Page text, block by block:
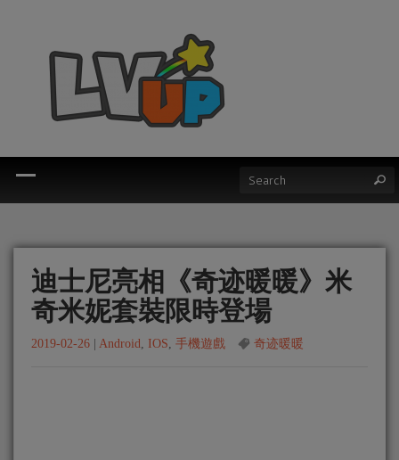
迪士尼亮相《奇迹暖暖》米
奇米妮套裝限時登場
2019-02-26 Android, IOS, 手機遊戲 奇迹暖暖